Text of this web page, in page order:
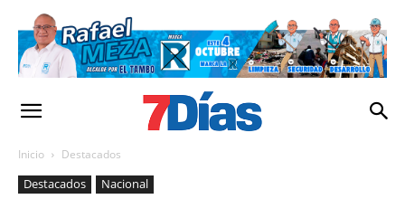
Inicio Destacados
Destacados Nacional